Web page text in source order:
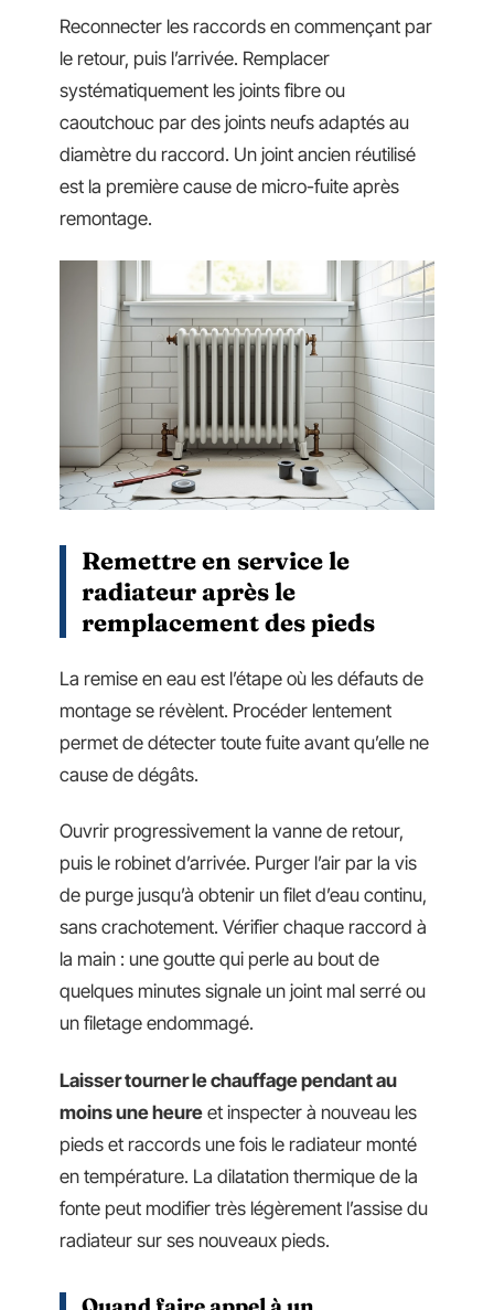
Reconnecter les raccords en commençant par
le retour, puis l’arrivée. Remplacer
systématiquement les joints fibre ou
caoutchouc par des joints neufs adaptés au
diamètre du raccord. Un joint ancien réutilisé
est la première cause de micro-fuite après
remontage.
Remettre en service le
radiateur après le
remplacement des pieds
La remise en eau est l’étape où les défauts de
montage se révèlent. Procéder lentement
permet de détecter toute fuite avant qu’elle ne
cause de dégâts.
Ouvrir progressivement la vanne de retour,
puis le robinet d’arrivée. Purger l’air par la vis
de purge jusqu’à obtenir un filet d’eau continu,
sans crachotement. Vérifier chaque raccord à
la main : une goutte qui perle au bout de
quelques minutes signale un joint mal serré ou
un filetage endommagé.
Laisser tourner le chauffage pendant au
moins une heure et inspecter à nouveau les
pieds et raccords une fois le radiateur monté
en température. La dilatation thermique de la
fonte peut modifier très légèrement l’assise du
radiateur sur ses nouveaux pieds.